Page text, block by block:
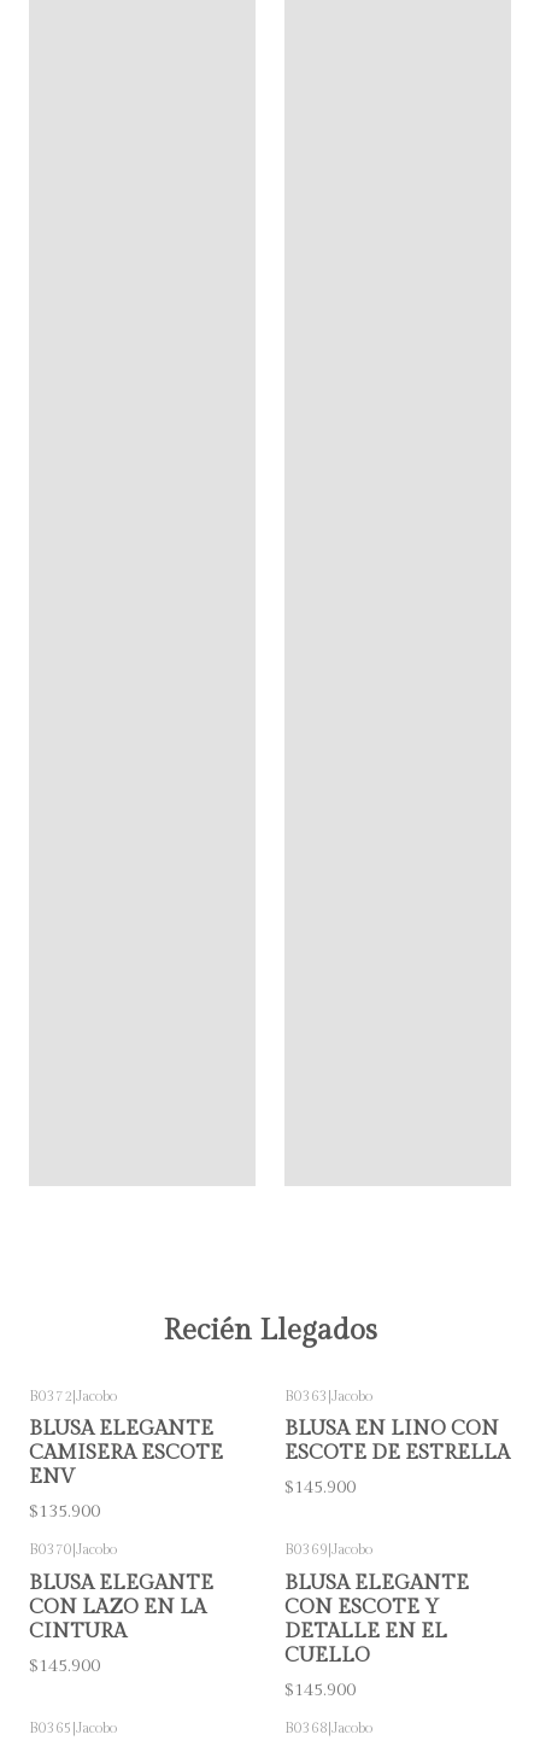
Recién Llegados
B0372 Jacobo
BLUSA ELEGANTE
CAMISERA ESCOTE
ENV
$135.900
B0363 Jacobo
BLUSA EN LINO CON
ESCOTE DE ESTRELLA
$145.900
B0370 Jacobo
BLUSA ELEGANTE
CON LAZO EN LA
CINTURA
$145.900
B0369 Jacobo
BLUSA ELEGANTE
CON ESCOTE Y
DETALLE EN EL
CUELLO
$145.900
B0365 |Jacobo B0368|Jacobo